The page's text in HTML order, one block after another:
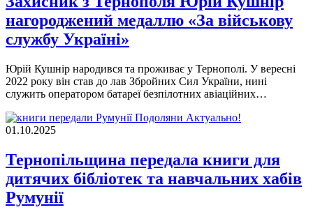
нагороджений медаллю «За військову
службу Україні»
Юрій Кушнір народився та проживає у Тернополі. У вересні
2022 року він став до лав Збройних Сил України, нині
служить оператором батареї безпілотних авіаційних…
Актуально!
01.10.2025
Тернопільщина передала книги для
дитячих бібліотек та навчальних хабів
Румунії